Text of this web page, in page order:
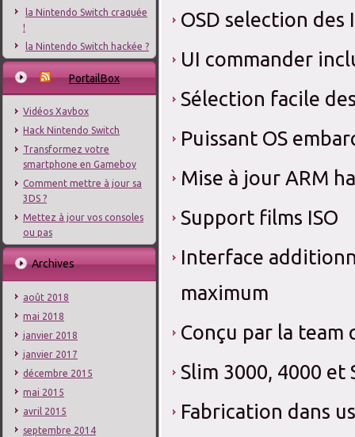
la Nintendo Switch craquée
!
la Nintendo Switch hackée ?
PortailBox
Vidéos Xavbox
Hack Nintendo Switch
Transformez votre
smartphone en Gameboy
Comment mettre à jour sa
3DS ?
Mettez à jour vos consoles
ou pas
Archives
août 2018
mai 2018
janvier 2018
janvier 2017
décembre 2015
mai 2015
avril 2015
septembre 2014
OSD selection des
UI commander
Sélection facile
Puissant OS
Mise à jour ARM
Support films ISO
Interface
maximum
Conçu par la team
Slim 3000, 4000 et
Fabrication dans